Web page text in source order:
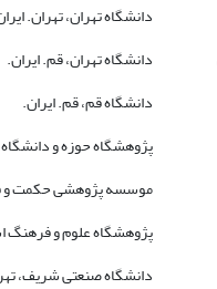
دانشگاه تهران، تهران.
دانشگاه تهران، قم. ایران.
دانشگاه قم، قم. ایران.
پژوهشگاه حوزه و
موسسه پژوهشی حکمت و
پژوهشگاه علوم و فرهنگ
دانشگاه صنعتی شریف،